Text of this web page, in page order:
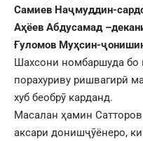
Самиев Наҷмуддин-
Аҳёев Абдусамад
Ғуломов Муҳсин-
Шахсони номбаршуда бо
порахуриву ришвагирӣ
хуб беобрӯ карданд.
Масалан ҳамин
аксари донишҷӯёнеро,